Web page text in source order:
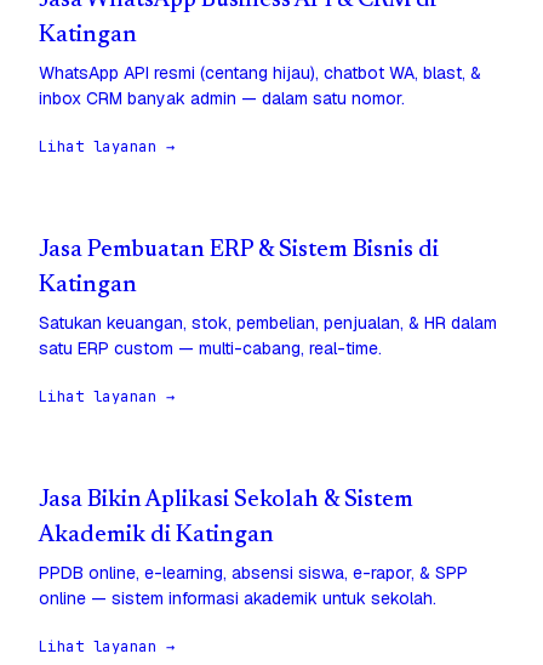
Katingan
WhatsApp API resmi (centang hijau), chatbot WA, blast, &
inbox CRM banyak admin — dalam satu nomor.
Lihat layanan →
Jasa Pembuatan ERP & Sistem Bisnis di
Katingan
Satukan keuangan, stok, pembelian, penjualan, & HR dalam
satu ERP custom — multi-cabang, real-time.
Lihat layanan →
Jasa Bikin Aplikasi Sekolah & Sistem
Akademik di Katingan
PPDB online, e-learning, absensi siswa, e-rapor, & SPP
online — sistem informasi akademik untuk sekolah.
Lihat layanan →